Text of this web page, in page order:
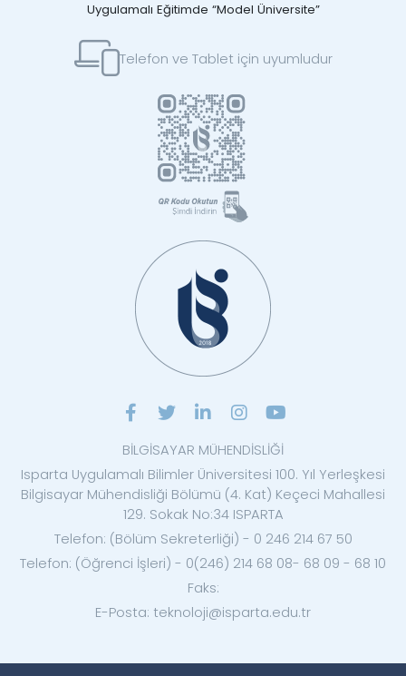
Uygulamalı Eğitimde “Model Üniversite”
Telefon ve Tablet için uyumludur
BİLGİSAYAR MÜHENDİSLİĞİ
Isparta Uygulamalı Bilimler Üniversitesi 100. Yıl Yerleşkesi
Bilgisayar Mühendisliği Bölümü (4. Kat) Keçeci Mahallesi
129. Sokak No:34 ISPARTA
Telefon: (Bölüm Sekreterliği) - 0 246 214 67 50
Telefon: (Öğrenci İşleri) - 0(246) 214 68 08- 68 09 - 68 10
Faks:
E-Posta: teknoloji@isparta.edu.tr